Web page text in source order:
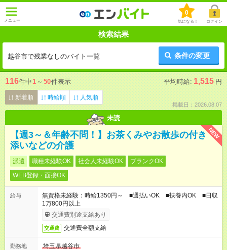
メニュー
0
気になる！ ログイン
検索結果
越谷市で残業なしのバイト一覧 条件の変更
116件中1 ～ 50件表示 平均時給: 1,515 円
新着順 時給順 人気順
掲載日：2026.08.07
未読
NEW
【週3～＆年齢不問！】お茶くみやお散歩の付き
添いなどの介護
派遣 職種未経験OK 社会人未経験OK
ブランクOK
WEB登録・面接OK
給与
無資格未経験：時給1350円～ ■週払いOK ■扶養内OK ■日収
1万800円以上
交通費別途支給あり
交通費 交通費全額支給
勤務地
埼玉県越谷市